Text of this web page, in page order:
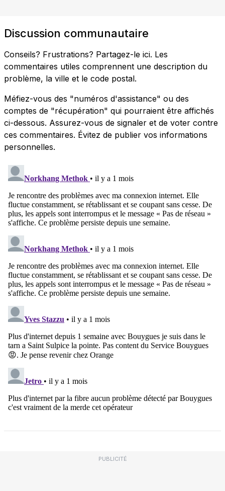
Discussion communautaire
Conseils? Frustrations? Partagez-le ici. Les
commentaires utiles comprennent une description du
problème, la ville et le code postal.
Méfiez-vous des "numéros d'assistance" ou des
comptes de "récupération" qui pourraient être affichés
ci-dessous. Assurez-vous de signaler et de voter contre
ces commentaires. Évitez de publier vos informations
personnelles.
PUBLICITÉ